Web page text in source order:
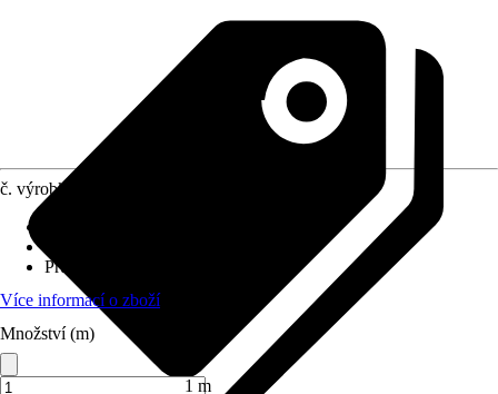
č. výrobku
Průřez vodičů
Více informací o zboží
Množství (m)
1 m